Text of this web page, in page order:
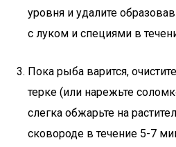
уровня и удалите
с луком и специями в
Пока рыба варится,
терке (или нарежьте
слегка обжарьте на
сковороде в течение 5-7